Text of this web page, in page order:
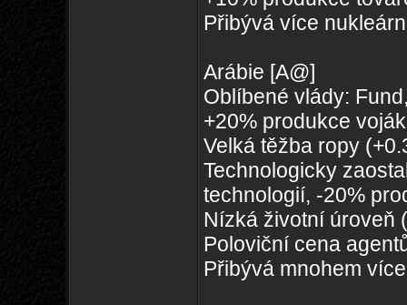
Přibývá více
Arábie [A@]
Oblíbené vlády:
+20% produkce
Velká těžba ropy
Technologicky
technologií, -20%
Nízká životní úroveň
Poloviční cena
Přibývá mnohem